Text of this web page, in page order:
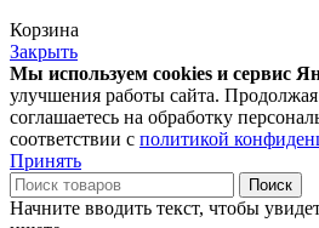
Корзина
Закрыть
Мы используем cookies и сервис
улучшения работы сайта.
соглашаетесь на обработку
соответствии с политикой
Принять
Поиск
Начните вводить текст, чтобы